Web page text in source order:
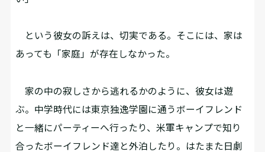
という彼女の訴えは、切実である。そこには、家は
あっても「家庭」が存在しなかった。
家の中の寂しさから逃れるかのように、彼女は遊
ぶ。中学時代には東京独逸学園に通うボーイフレンド
と一緒にパーティーへ行ったり、米軍キャンプで知り
合ったボーイフレンド達と外泊したり。はたまた日劇